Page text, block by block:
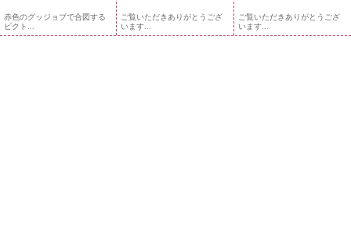
赤色のグッジョブで合図する
ピクト...
ご覧いただきありがとうござ
います...
ご覧いただきありがとうござ
います...